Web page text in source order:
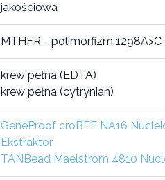
jakościowa
MTHFR - polimorfizm 1298A>C
krew pełna (EDTA)
krew pełna (cytrynian)
GeneProof croBEE NA16
Ekstraktor
TANBead Maelstrom 4810